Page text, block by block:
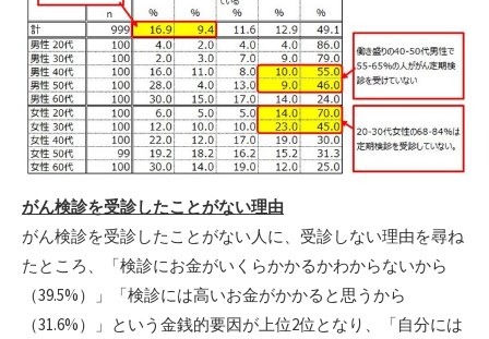
がん検診を受診したことがない理由
がん検診を受診したことがない人に、受診しない理由を尋ね
たところ、「検診にお金がいくらかかるかわからないから
（39.5%）」「検診には高いお金がかかると思うから
（31.6%）」という金銭的要因が上位2位となり、「自分には